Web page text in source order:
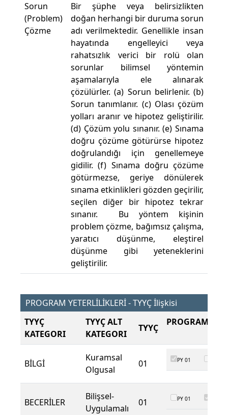
Sorun
(Problem)
Çözme
Bir şüphe veya belirsizlikten
doğan herhangi bir duruma sorun
adı verilmektedir. Genellikle insan
hayatında engelleyici veya
rahatsızlık verici bir rolü olan
sorunlar bilimsel yöntemin
aşamalarıyla ele alınarak
çözülürler. (a) Sorun belirlenir. (b)
Sorun tanımlanır. (c) Olası çözüm
yolları aranır ve hipotez geliştirilir.
(d) Çözüm yolu sınanır. (e) Sınama
doğru çözüme götürürse hipotez
doğrulandığı için genellemeye
gidilir. (f) Sınama doğru çözüme
götürmezse, geriye dönülerek
sınama etkinlikleri gözden geçirilir,
seçilen diğer bir hipotez tekrar
sınanır. Bu yöntem kişinin
problem çözme, bağımsız çalışma,
yaratıcı düşünme, eleştirel
düşünme gibi yeteneklerini
geliştirilir.
PROGRAM YETERLİLİKLERİ - TYYÇ İlişkisi
TYYÇ
KATEGORI
TYYÇ ALT
KATEGORI
TYYÇ
PROGRAM
BİLGİ
Kuramsal
Olgusal
01 PY 01
BECERİLER
Bilişsel-
Uygulamalı
01 PY 01